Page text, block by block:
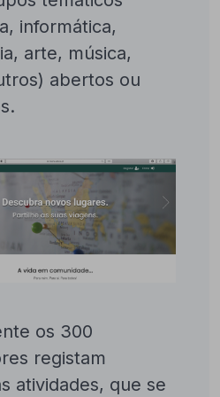
informática,
arte, música,
abertos ou
os 300
registam
atividades, que se